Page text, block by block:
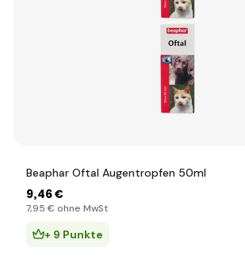
Beaphar Oftal Augentropfen 50ml
9,46 €
7,95 € ohne MwSt
+ 9 Punkte